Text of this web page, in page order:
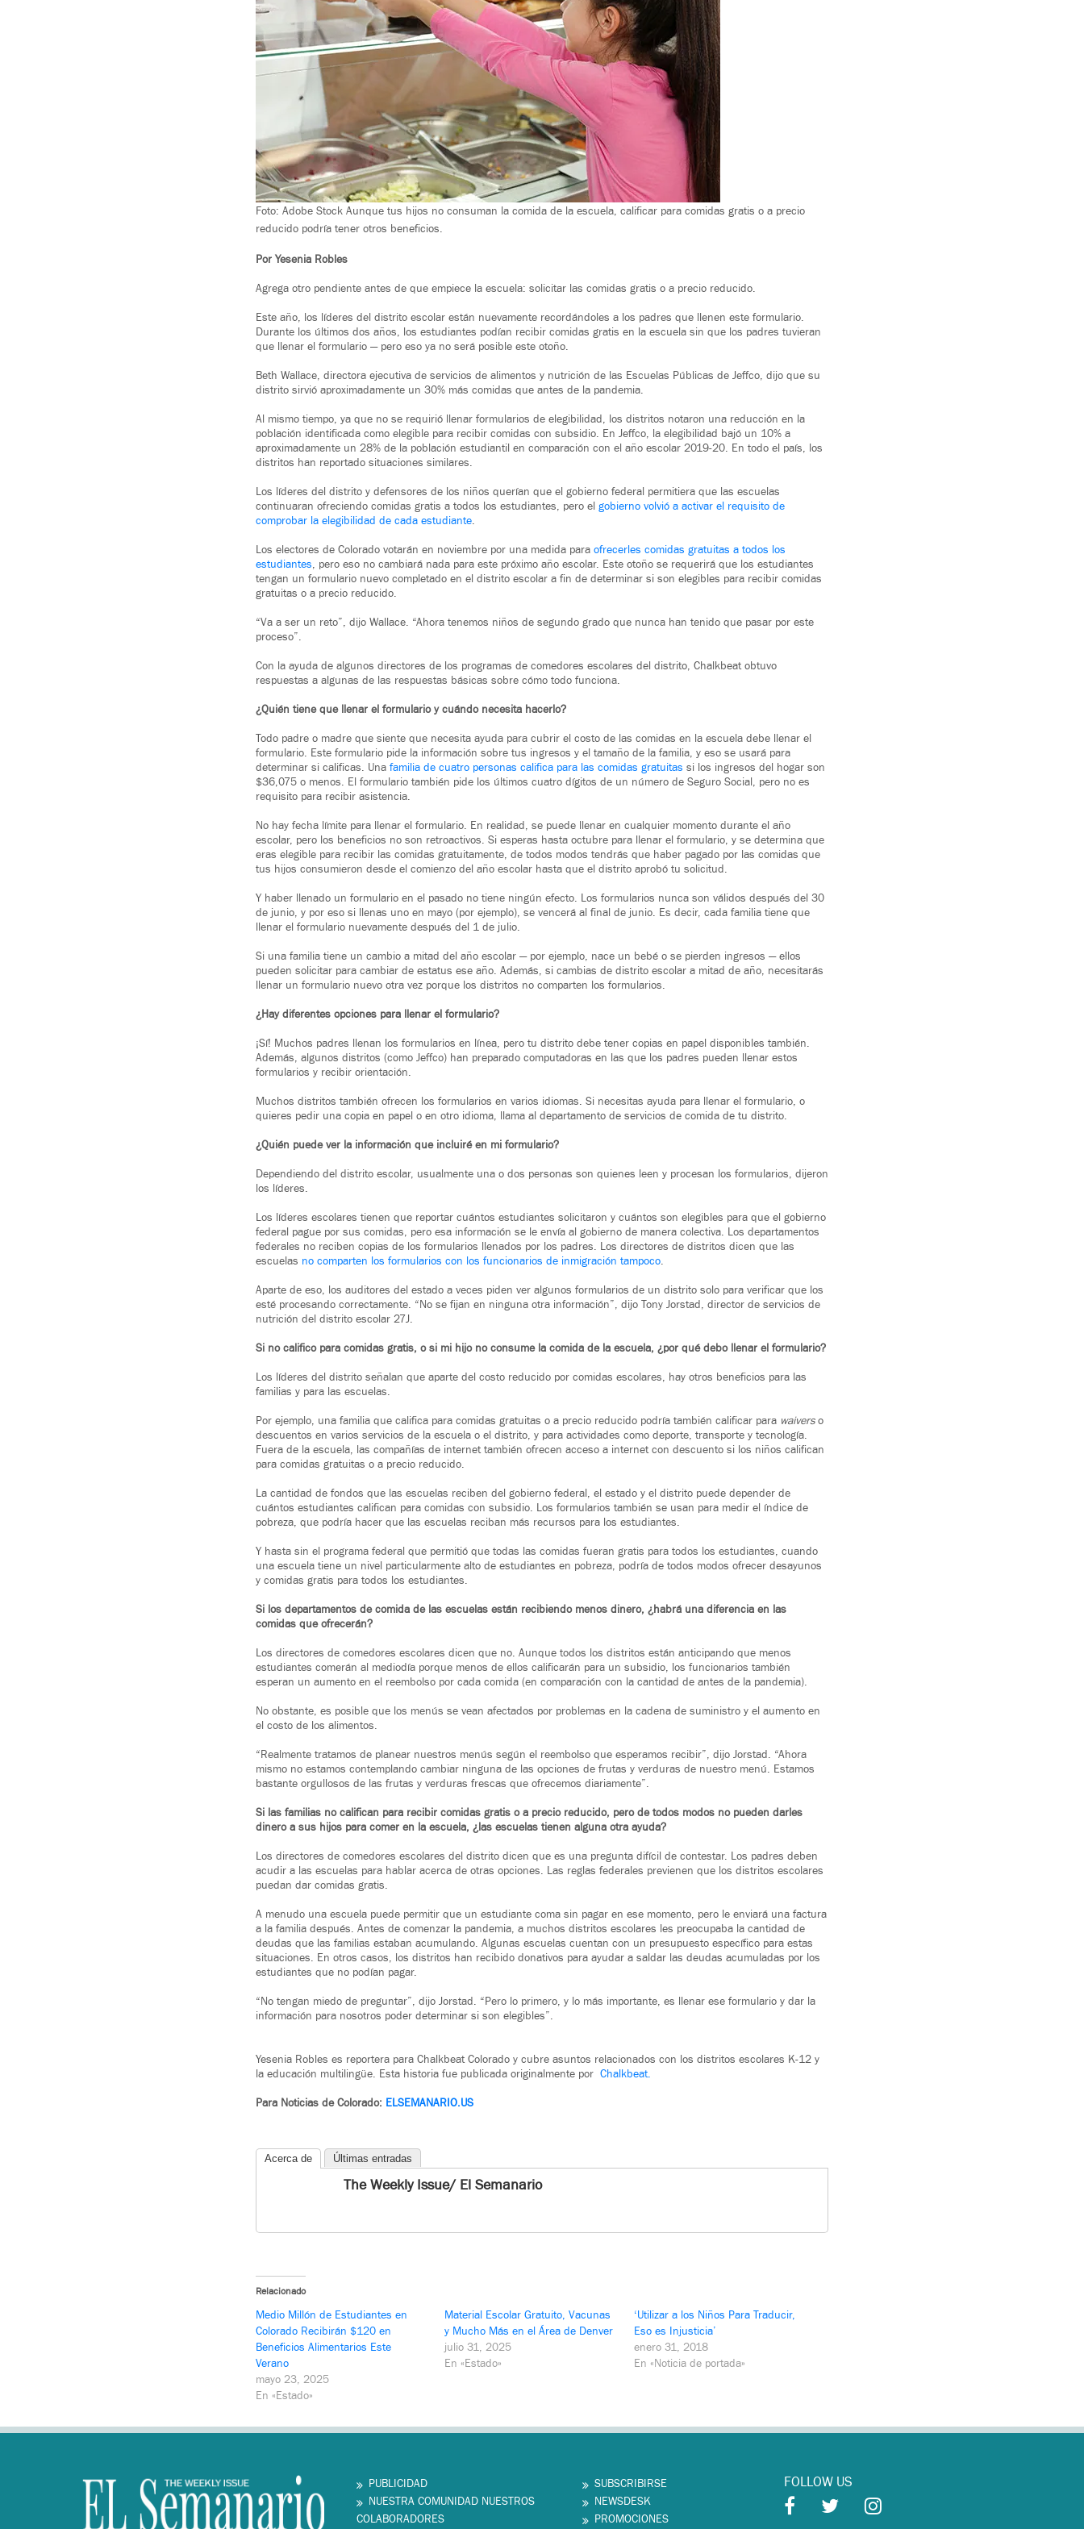
Foto: Adobe Stock Aunque tus hijos no consuman la comida de la escuela, calificar para comidas gratis o a precio
reducido podría tener otros beneficios.
Por Yesenia Robles
Agrega otro pendiente antes de que empiece la escuela: solicitar las comidas gratis o a precio reducido.
Este año, los líderes del distrito escolar están nuevamente recordándoles a los padres que llenen este formulario.
Durante los últimos dos años, los estudiantes podían recibir comidas gratis en la escuela sin que los padres tuvieran
que llenar el formulario — pero eso ya no será posible este otoño.
Beth Wallace, directora ejecutiva de servicios de alimentos y nutrición de las Escuelas Públicas de Jeffco, dijo que su
distrito sirvió aproximadamente un 30% más comidas que antes de la pandemia.
Al mismo tiempo, ya que no se requirió llenar formularios de elegibilidad, los distritos notaron una reducción en la
población identificada como elegible para recibir comidas con subsidio. En Jeffco, la elegibilidad bajó un 10% a
aproximadamente un 28% de la población estudiantil en comparación con el año escolar 2019-20. En todo el país, los
distritos han reportado situaciones similares.
Los líderes del distrito y defensores de los niños querían que el gobierno federal permitiera que las escuelas
continuaran ofreciendo comidas gratis a todos los estudiantes, pero el gobierno volvió a activar el requisito de
comprobar la elegibilidad de cada estudiante.
Los electores de Colorado votarán en noviembre por una medida para ofrecerles comidas gratuitas a todos los
estudiantes, pero eso no cambiará nada para este próximo año escolar. Este otoño se requerirá que los estudiantes
tengan un formulario nuevo completado en el distrito escolar a fin de determinar si son elegibles para recibir comidas
gratuitas o a precio reducido.
“Va a ser un reto”, dijo Wallace. “Ahora tenemos niños de segundo grado que nunca han tenido que pasar por este
proceso”.
Con la ayuda de algunos directores de los programas de comedores escolares del distrito, Chalkbeat obtuvo
respuestas a algunas de las respuestas básicas sobre cómo todo funciona.
¿Quién tiene que llenar el formulario y cuándo necesita hacerlo?
Todo padre o madre que siente que necesita ayuda para cubrir el costo de las comidas en la escuela debe llenar el
formulario. Este formulario pide la información sobre tus ingresos y el tamaño de la familia, y eso se usará para
determinar si calificas. Una familia de cuatro personas califica para las comidas gratuitas si los ingresos del hogar son
$36,075 o menos. El formulario también pide los últimos cuatro dígitos de un número de Seguro Social, pero no es
requisito para recibir asistencia.
No hay fecha límite para llenar el formulario. En realidad, se puede llenar en cualquier momento durante el año
escolar, pero los beneficios no son retroactivos. Si esperas hasta octubre para llenar el formulario, y se determina que
eras elegible para recibir las comidas gratuitamente, de todos modos tendrás que haber pagado por las comidas que
tus hijos consumieron desde el comienzo del año escolar hasta que el distrito aprobó tu solicitud.
Y haber llenado un formulario en el pasado no tiene ningún efecto. Los formularios nunca son válidos después del 30
de junio, y por eso si llenas uno en mayo (por ejemplo), se vencerá al final de junio. Es decir, cada familia tiene que
llenar el formulario nuevamente después del 1 de julio.
Si una familia tiene un cambio a mitad del año escolar — por ejemplo, nace un bebé o se pierden ingresos — ellos
pueden solicitar para cambiar de estatus ese año. Además, si cambias de distrito escolar a mitad de año, necesitarás
llenar un formulario nuevo otra vez porque los distritos no comparten los formularios.
¿Hay diferentes opciones para llenar el formulario?
¡Sí! Muchos padres llenan los formularios en línea, pero tu distrito debe tener copias en papel disponibles también.
Además, algunos distritos (como Jeffco) han preparado computadoras en las que los padres pueden llenar estos
formularios y recibir orientación.
Muchos distritos también ofrecen los formularios en varios idiomas. Si necesitas ayuda para llenar el formulario, o
quieres pedir una copia en papel o en otro idioma, llama al departamento de servicios de comida de tu distrito.
¿Quién puede ver la información que incluiré en mi formulario?
Dependiendo del distrito escolar, usualmente una o dos personas son quienes leen y procesan los formularios, dijeron
los líderes.
Los líderes escolares tienen que reportar cuántos estudiantes solicitaron y cuántos son elegibles para que el gobierno
federal pague por sus comidas, pero esa información se le envía al gobierno de manera colectiva. Los departamentos
federales no reciben copias de los formularios llenados por los padres. Los directores de distritos dicen que las
escuelas no comparten los formularios con los funcionarios de inmigración tampoco.
Aparte de eso, los auditores del estado a veces piden ver algunos formularios de un distrito solo para verificar que los
esté procesando correctamente. “No se fijan en ninguna otra información”, dijo Tony Jorstad, director de servicios de
nutrición del distrito escolar 27J.
Si no califico para comidas gratis, o si mi hijo no consume la comida de la escuela, ¿por qué debo llenar el formulario?
Los líderes del distrito señalan que aparte del costo reducido por comidas escolares, hay otros beneficios para las
familias y para las escuelas.
Por ejemplo, una familia que califica para comidas gratuitas o a precio reducido podría también calificar para waiverso
descuentos en varios servicios de la escuela o el distrito, y para actividades como deporte, transporte y tecnología.
Fuera de la escuela, las compañías de internet también ofrecen acceso a internet con descuento si los niños califican
para comidas gratuitas o a precio reducido.
La cantidad de fondos que las escuelas reciben del gobierno federal, el estado y el distrito puede depender de
cuántos estudiantes califican para comidas con subsidio. Los formularios también se usan para medir el índice de
pobreza, que podría hacer que las escuelas reciban más recursos para los estudiantes.
Y hasta sin el programa federal que permitió que todas las comidas fueran gratis para todos los estudiantes, cuando
una escuela tiene un nivel particularmente alto de estudiantes en pobreza, podría de todos modos ofrecer desayunos
y comidas gratis para todos los estudiantes.
Si los departamentos de comida de las escuelas están recibiendo menos dinero, ¿habrá una diferencia en las
comidas que ofrecerán?
Los directores de comedores escolares dicen que no. Aunque todos los distritos están anticipando que menos
estudiantes comerán al mediodía porque menos de ellos calificarán para un subsidio, los funcionarios también
esperan un aumento en el reembolso por cada comida (en comparación con la cantidad de antes de la pandemia).
No obstante, es posible que los menús se vean afectados por problemas en la cadena de suministro y el aumento en
el costo de los alimentos.
“Realmente tratamos de planear nuestros menús según el reembolso que esperamos recibir”, dijo Jorstad. “Ahora
mismo no estamos contemplando cambiar ninguna de las opciones de frutas y verduras de nuestro menú. Estamos
bastante orgullosos de las frutas y verduras frescas que ofrecemos diariamente”.
Si las familias no califican para recibir comidas gratis o a precio reducido, pero de todos modos no pueden darles
dinero a sus hijos para comer en la escuela, ¿las escuelas tienen alguna otra ayuda?
Los directores de comedores escolares del distrito dicen que es una pregunta difícil de contestar. Los padres deben
acudir a las escuelas para hablar acerca de otras opciones. Las reglas federales previenen que los distritos escolares
puedan dar comidas gratis.
A menudo una escuela puede permitir que un estudiante coma sin pagar en ese momento, pero le enviará una factura
a la familia después. Antes de comenzar la pandemia, a muchos distritos escolares les preocupaba la cantidad de
deudas que las familias estaban acumulando. Algunas escuelas cuentan con un presupuesto específico para estas
situaciones. En otros casos, los distritos han recibido donativos para ayudar a saldar las deudas acumuladas por los
estudiantes que no podían pagar.
“No tengan miedo de preguntar”, dijo Jorstad. “Pero lo primero, y lo más importante, es llenar ese formulario y dar la
información para nosotros poder determinar si son elegibles”.
Yesenia Robles es reportera para Chalkbeat Colorado y cubre asuntos relacionados con los distritos escolares K-12 y
la educación multilingüe. Esta historia fue publicada originalmente por Chalkbeat.
Para Noticias de Colorado: ELSEMANARIO.US
Acerca de Últimas entradas
The Weekly Issue/ El Semanario
Relacionado
Medio Millón de Estudiantes en
Colorado Recibirán $120 en
Beneficios Alimentarios Este
Verano
mayo 23, 2025
En «Estado»
Material Escolar Gratuito, Vacunas
y Mucho Más en el Área de Denver
julio 31, 2025
En «Estado»
‘Utilizar a los Niños Para Traducir,
Eso es Injusticia’
enero 31, 2018
En «Noticia de portada»
PUBLICIDAD
NUESTRA COMUNIDAD NUESTROS
COLABORADORES
SUBSCRIBIRSE
NEWSDESK
PROMOCIONES
FOLLOW US